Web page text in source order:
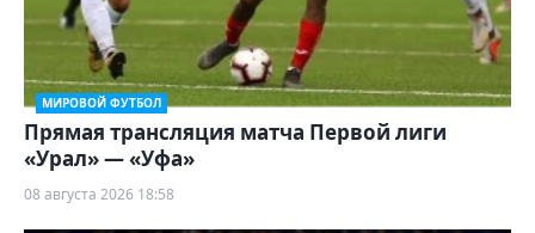
МИРОВОЙ ФУТБОЛ
Прямая трансляция матча Первой лиги
«Урал» — «Уфа»
08 августа 2026 18:58